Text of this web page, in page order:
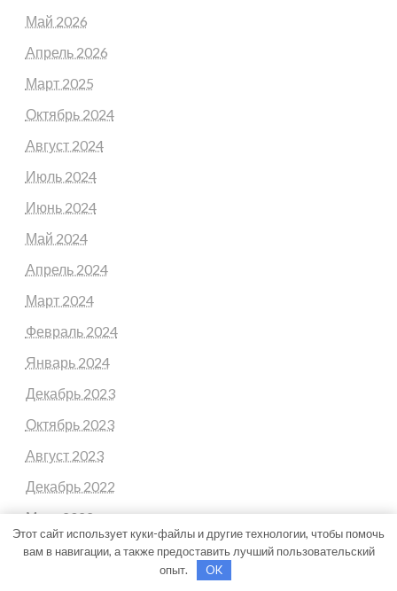
Май 2026
Апрель 2026
Март 2025
Октябрь 2024
Август 2024
Июль 2024
Июнь 2024
Май 2024
Апрель 2024
Март 2024
Февраль 2024
Январь 2024
Декабрь 2023
Октябрь 2023
Август 2023
Декабрь 2022
Март 2022
Июнь 2020
Этот сайт использует куки-файлы и другие технологии, чтобы помочь
вам в навигации, а также предоставить лучший пользовательский
опыт.
OK